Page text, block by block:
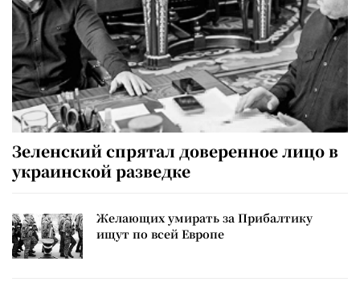
Зеленский спрятал доверенное лицо в
украинской разведке
Желающих умирать за Прибалтику
ищут по всей Европе